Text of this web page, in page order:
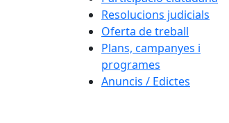
Resolucions judicials
Oferta de treball
Plans, campanyes i
programes
Anuncis / Edictes